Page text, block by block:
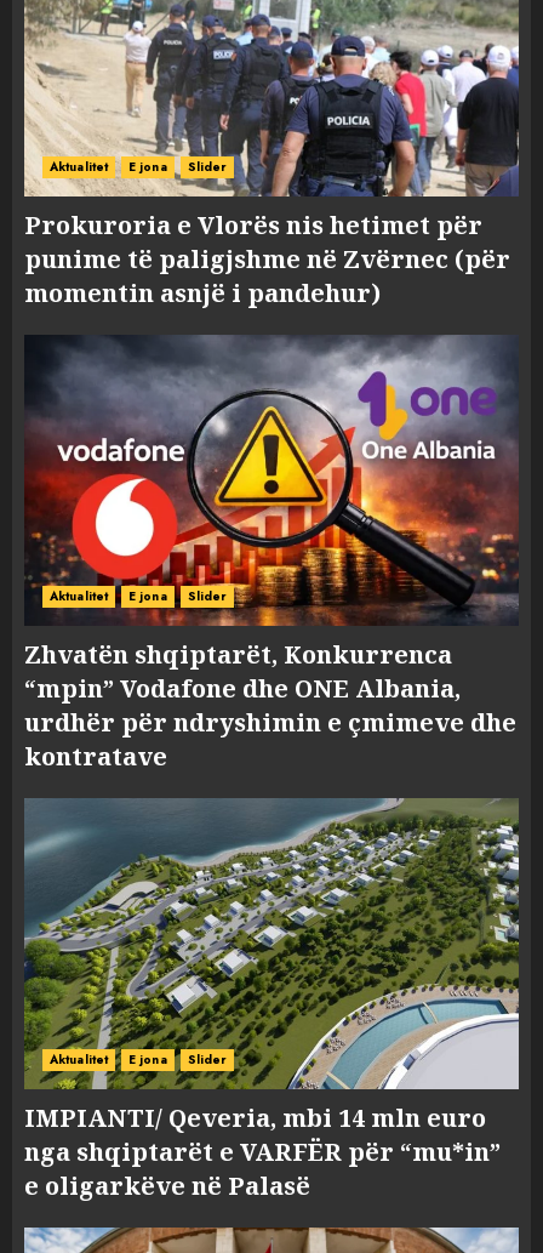
Aktualitet E jona Slider
Prokuroria e Vlorës nis hetimet për
punime të paligjshme në Zvërnec (për
momentin asnjë i pandehur)
Aktualitet E jona Slider
Zhvatën shqiptarët, Konkurrenca
“mpin” Vodafone dhe ONE Albania,
urdhër për ndryshimin e çmimeve dhe
kontratave
Aktualitet E jona Slider
IMPIANTI/ Qeveria, mbi 14 mln euro
nga shqiptarët e VARFËR për “mu*in”
e oligarkëve në Palasë